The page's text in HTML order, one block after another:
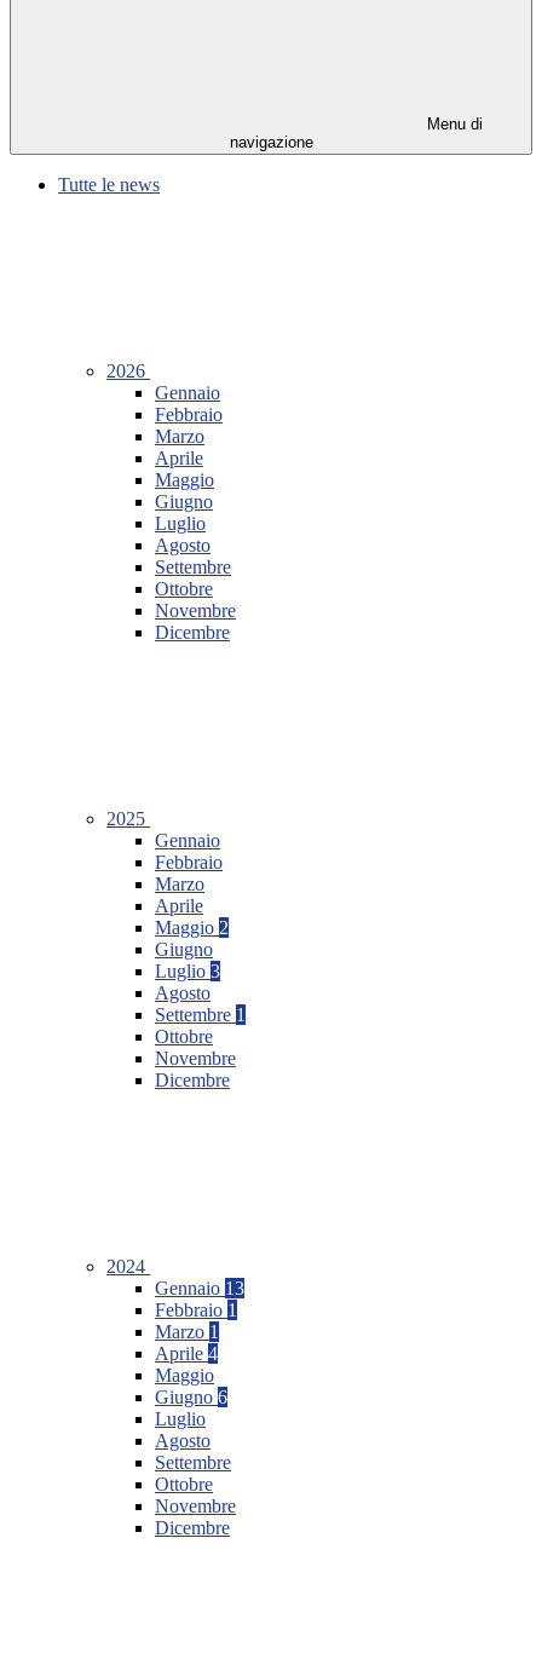
Menu di
navigazione
Tutte le news
2026
Gennaio
Febbraio
Marzo
Aprile
Maggio
Giugno
Luglio
Agosto
Settembre
Ottobre
Novembre
Dicembre
2025
Gennaio
Febbraio
Marzo
Aprile
Maggio 2
Giugno
Luglio 3
Agosto
Settembre 1
Ottobre
Novembre
Dicembre
2024
Gennaio 13
Febbraio 1
Marzo 1
Aprile 4
Maggio
Giugno 6
Luglio
Agosto
Settembre
Ottobre
Novembre
Dicembre